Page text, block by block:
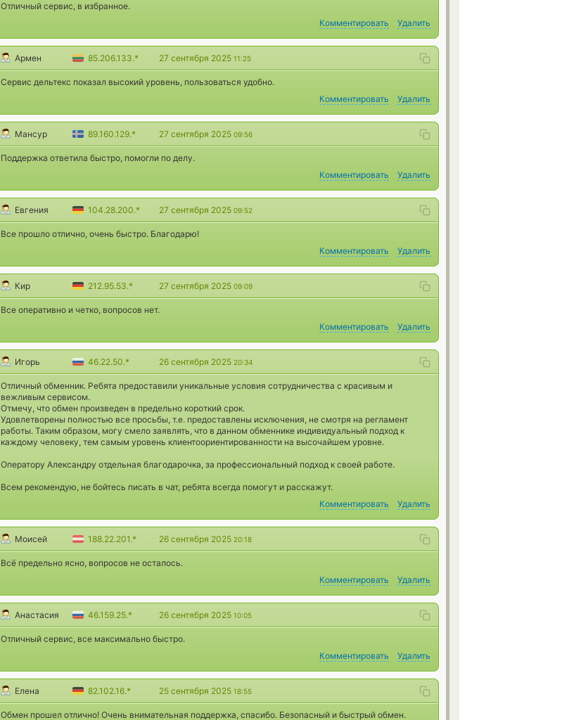
Отличный сервис, в избранное.
Комментировать
Удалить
Армен 85.206.133.* 27 сентября 2025 11:25
Сервис дельтекс показал высокий уровень, пользоваться удобно.
Комментировать
Удалить
Мансур 89.160.129.* 27 сентября 2025 09:56
Поддержка ответила быстро, помогли по делу.
Комментировать
Удалить
Евгения 104.28.200.* 27 сентября 2025 09:52
Все прошло отлично, очень быстро. Благодарю!
Комментировать
Удалить
Кир 212.95.53.* 27 сентября 2025 09:09
Все оперативно и четко, вопросов нет.
Комментировать
Удалить
Игорь 46.22.50.* 26 сентября 2025 20:34
Отличный обменник. Ребята предоставили уникальные условия сотрудничества с красивым и
вежливым сервисом.
Отмечу, что обмен произведен в предельно короткий срок.
Удовлетворены полностью все просьбы, т.е. предоставлены исключения, не смотря на регламент
работы. Таким образом, могу смело заявлять, что в данном обменнике индивидуальный подход к
каждому человеку, тем самым уровень клиентоориентированности на высочайшем уровне.
Оператору Александру отдельная благодарочка, за профессиональный подход к своей работе.
Всем рекомендую, не бойтесь писать в чат, ребята всегда помогут и расскажут.
Комментировать
Удалить
Моисей 188.22.201.* 26 сентября 2025 20:18
Всё предельно ясно, вопросов не осталось.
Комментировать
Удалить
Анастасия 46.159.25.* 26 сентября 2025 10:05
Отличный сервис, все максимально быстро.
Комментировать
Удалить
Елена 82.102.16.* 25 сентября 2025 18:55
Обмен прошел отлично! Очень внимательная поддержка, спасибо. Безопасный и быстрый обмен.